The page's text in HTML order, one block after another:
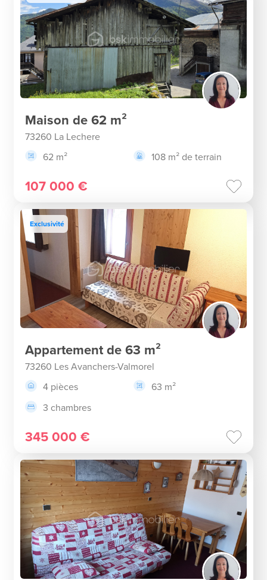
Maison de 62 m²
73260 La Lechere
62 m²
108 m² de terrain
107 000 €
Exclusivité
Appartement de 63 m²
73260 Les Avanchers-Valmorel
4 pièces
63 m²
3 chambres
345 000 €